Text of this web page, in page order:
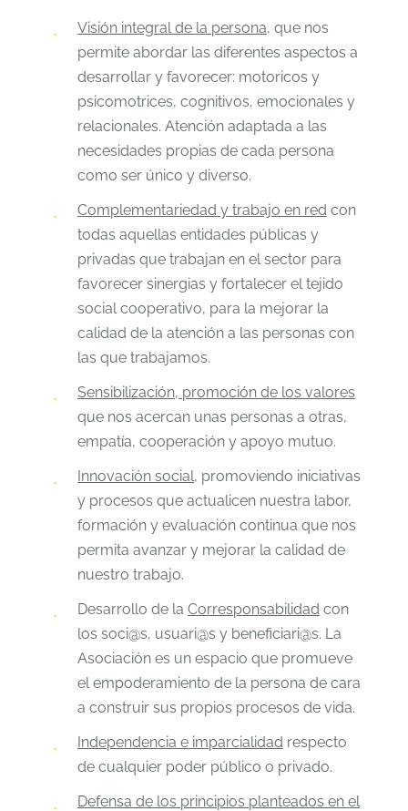
Visión integral de la persona, que nos
permite abordar las diferentes aspectos a
desarrollar y favorecer: motoricos y
psicomotrices, cognitivos, emocionales y
relacionales. Atención adaptada a las
necesidades propias de cada persona
como ser único y diverso.
Complementariedad y trabajo en red con
todas aquellas entidades públicas y
privadas que trabajan en el sector para
favorecer sinergias y fortalecer el tejido
social cooperativo, para la mejorar la
calidad de la atención a las personas con
las que trabajamos.
Sensibilización, promoción de los valores
que nos acercan unas personas a otras,
empatía, cooperación y apoyo mutuo.
Innovación social, promoviendo iniciativas
y procesos que actualicen nuestra labor,
formación y evaluación continua que nos
permita avanzar y mejorar la calidad de
nuestro trabajo.
Desarrollo de la Corresponsabilidad con
los soci@s, usuari@s y beneficiari@s. La
Asociación es un espacio que promueve
el empoderamiento de la persona de cara
a construir sus propios procesos de vida.
Independencia e imparcialidad respecto
de cualquier poder público o privado.
Defensa de los principios planteados en el